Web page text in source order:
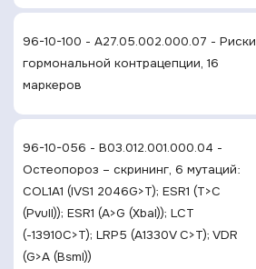
96-10-100 - A27.05.002.000.07 - Риски
гормональной контрацепции, 16
маркеров
96-10-056 - B03.012.001.000.04 -
Остеопороз – скрининг, 6 мутаций:
COL1A1 (IVS1 2046G>T); ESR1 (T>C
(PvuII)); ESR1 (A>G (XbaI)); LCT
(-13910C>T); LRP5 (A1330V C>T); VDR
(G>A (BsmI))